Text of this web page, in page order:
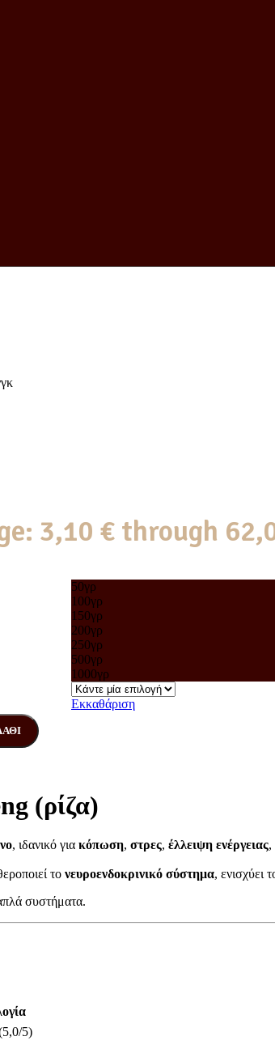
3,10 € through
50γρ
100γρ
150γρ
200γρ
250γρ
500γρ
1000γρ
Εκκαθάριση
(ρίζα)
, ιδανικό για κόπωση, στρες, έλλειψη ενέργειας,
το νευροενδοκρινικό σύστημα, ενισχύει
συστήματα.
(5,0/5)